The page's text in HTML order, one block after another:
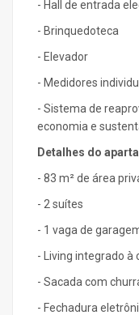
- Hall de entrada
- Brinquedoteca
- Elevador
- Medidores
- Sistema de
economia e
Detalhes do
- 83 m² de área
- 2 suítes
- 1 vaga de
- Living integrado à
- Sacada com
- Fechadura